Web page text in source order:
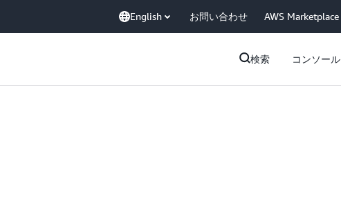
English お問い合わせ AWS Marketplace
検索 コンソー